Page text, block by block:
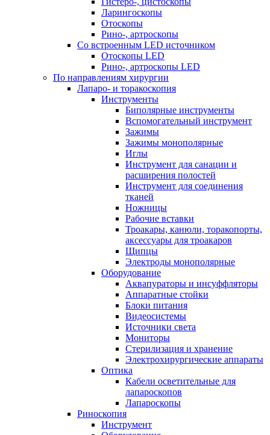
Ларингоскопы
Отоскопы
Рино-, артроскопы
Со встроенным LED источником
Отоскопы LED
Рино-, артроскопы LED
По направлениям хирургии
Лапаро- и торакоскопия
Инструменты
Биполярные инструменты
Вспомогательный инструмент
Зажимы
Зажимы монополярные
Иглы
Инструмент для санации и
расширения полостей
Инструмент для соединения
тканей
Ножницы
Рабочие вставки
Троакары, канюли, торакопорты,
аксессуары для троакаров
Щипцы
Электроды монополярные
Оборудование
Аквапураторы и инсуффляторы
Аппаратные стойки
Блоки питания
Видеосистемы
Источники света
Мониторы
Стерилизация и хранение
Электрохирургические аппараты
Оптика
Кабели осветительные для
лапароскопов
Лапароскопы
Риноскопия
Инструмент